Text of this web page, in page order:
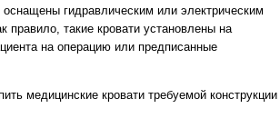
гидравлическим или электрическим
такие кровати установлены на
на операцию или предписанные
медицинские кровати требуемой конструкции